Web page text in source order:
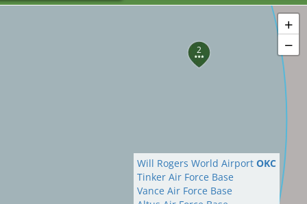
2
+
−
Will Rogers World Airport OKC
Tinker Air Force Base
Vance Air Force Base